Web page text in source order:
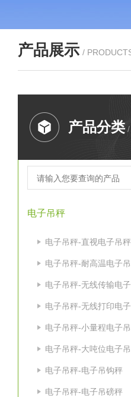
产品展示 /
产品分类
电子吊秤
电子吊秤-直视电子吊秤
电子吊秤-耐高温电子
电子吊秤-无线传输电
电子吊秤-无线打印电
电子吊秤-小量程电子
电子吊秤-大吨位电子
电子吊秤-电子吊钩秤
电子吊秤-电子吊磅秤